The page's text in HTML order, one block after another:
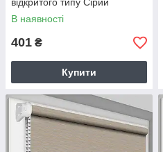
В наявності
401 ₴
Купити